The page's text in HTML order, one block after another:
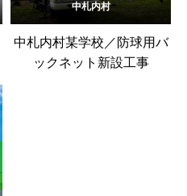
中札内村
中札内村某学校／防球用バ
ックネット新設工事